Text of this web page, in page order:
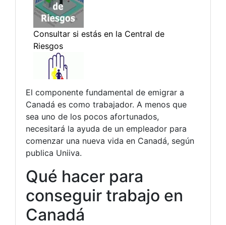
El componente fundamental de emigrar a
Canadá es como trabajador. A menos que
sea uno de los pocos afortunados,
necesitará la ayuda de un empleador para
comenzar una nueva vida en Canadá, según
publica Uniiva.
Qué hacer para
conseguir trabajo en
Canadá